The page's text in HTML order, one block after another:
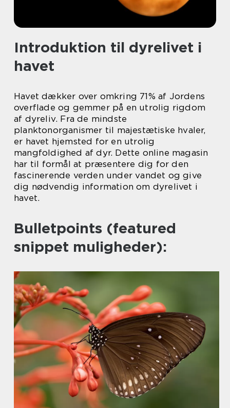
Introduktion til dyrelivet i
havet
Havet dækker over omkring 71% af Jordens
overflade og gemmer på en utrolig rigdom
af dyreliv. Fra de mindste
planktonorganismer til majestætiske hvaler,
er havet hjemsted for en utrolig
mangfoldighed af dyr. Dette online magasin
har til formål at præsentere dig for den
fascinerende verden under vandet og give
dig nødvendig information om dyrelivet i
havet.
Bulletpoints (featured
snippet muligheder):